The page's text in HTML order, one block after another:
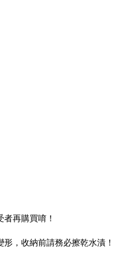
再購買唷！
，收納前請務必擦乾水漬！